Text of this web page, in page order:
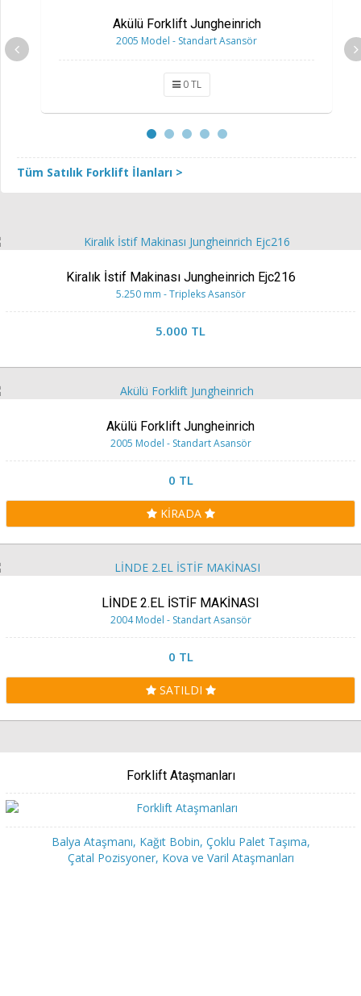
Akülü Forklift Jungheinrich
2005 Model - Standart Asansör
0 TL
Tüm Satılık Forklift İlanları >
Kiralık İstif Makinası Jungheinrich Ejc216
5.250 mm - Tripleks Asansör
5.000 TL
Akülü Forklift Jungheinrich
2005 Model - Standart Asansör
0 TL
KİRADA
LİNDE 2.EL İSTİF MAKİNASI
2004 Model - Standart Asansör
0 TL
SATILDI
Forklift Ataşmanları
Balya Ataşmanı, Kağıt Bobin, Çoklu Palet Taşıma,
Çatal Pozisyoner, Kova ve Varil Ataşmanları